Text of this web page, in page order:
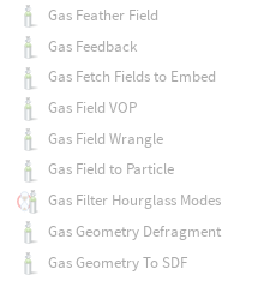
Gas Feather Field
Gas Feedback
Gas Fetch Fields to Embed
Gas Field VOP
Gas Field Wrangle
Gas Field to Particle
Gas Filter Hourglass Modes
Gas Geometry Defragment
Gas Geometry To SDF